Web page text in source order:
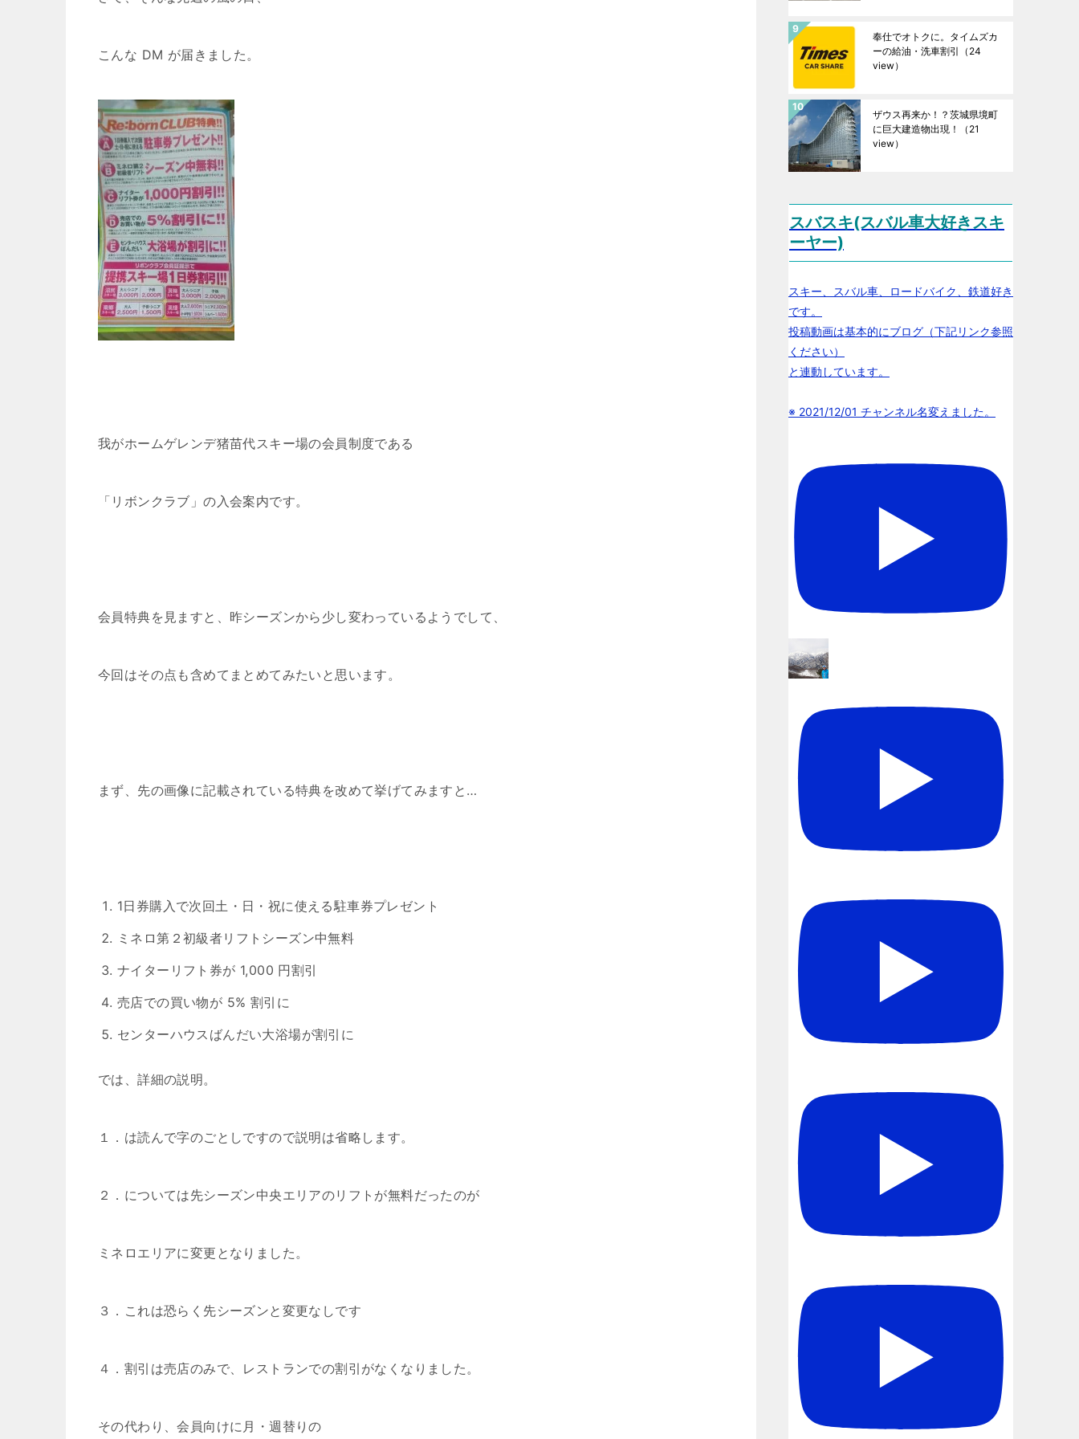
こんな DM が届きました。
我がホームゲレンデ猪苗代スキー場の会員制度である
「リボンクラブ」の入会案内です。
会員特典を見ますと、昨シーズンから少し変わっているようでして、
今回はその点も含めてまとめてみたいと思います。
まず、先の画像に記載されている特典を改めて挙げてみますと…
1日券購入で次回土・日・祝に使える駐車券プレゼント
ミネロ第２初級者リフトシーズン中無料
ナイターリフト券が 1,000 円割引
売店での買い物が 5% 割引に
センターハウスばんだい大浴場が割引に
では、詳細の説明。
１．は読んで字のごとしですので説明は省略します。
２．については先シーズン中央エリアのリフトが無料だったのが
ミネロエリアに変更となりました。
３．これは恐らく先シーズンと変更なしです
４．割引は売店のみで、レストランでの割引がなくなりました。
その代わり、会員向けに月・週替りの
奉仕でオトクに。タイムズカ
ーの給油・洗車割引 （24
view）
ザウス再来か！？茨城県境町
に巨大建造物出現！
（21
view）
スバスキ(スバル車大好きスキ
ーヤー)
スキー、スバル車、ロードバイク、鉄道好き
です。
投稿動画は基本的にブログ（下記リンク参照
ください）
と連動しています。
※ 2021/12/01 チャンネル名変えました。